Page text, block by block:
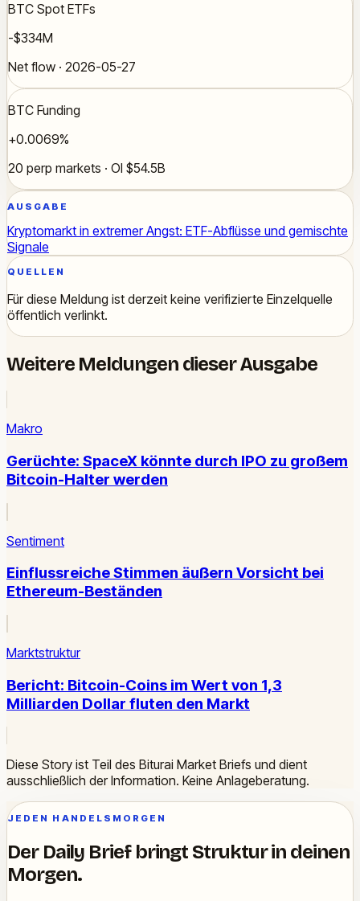
BTC Spot ETFs
-$334M
Net flow · 2026-05-27
BTC Funding
+0.0069%
20 perp markets · OI $54.5B
AUSGABE
Kryptomarkt in extremer Angst: ETF-Abflüsse und gemischte
Signale
QUELLEN
Für diese Meldung ist derzeit keine verifizierte Einzelquelle
öffentlich verlinkt.
Weitere Meldungen dieser Ausgabe
Makro
Gerüchte: SpaceX könnte durch IPO zu großem
Bitcoin-Halter werden
Sentiment
Einflussreiche Stimmen äußern Vorsicht bei
Ethereum-Beständen
Marktstruktur
Bericht: Bitcoin-Coins im Wert von 1,3
Milliarden Dollar fluten den Markt
Diese Story ist Teil des Biturai Market Briefs und dient
ausschließlich der Information. Keine Anlageberatung.
JEDEN HANDELSMORGEN
Der Daily Brief bringt Struktur in deinen
Morgen.